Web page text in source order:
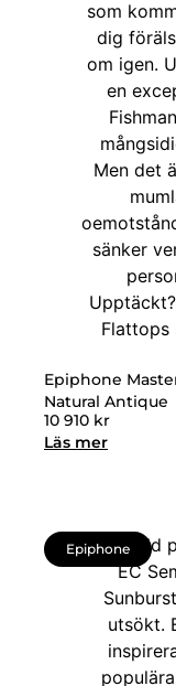
Epiphone
Natural Antique
10 910 kr
Läs mer
Epiphone